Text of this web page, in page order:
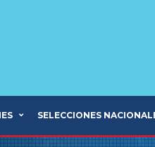
SELECCIONES